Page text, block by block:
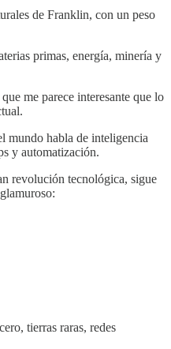
de Franklin, con un peso
primas, energía, minería y
me parece interesante que lo
mundo habla de inteligencia
y automatización.
revolución tecnológica, sigue
tierras raras, redes